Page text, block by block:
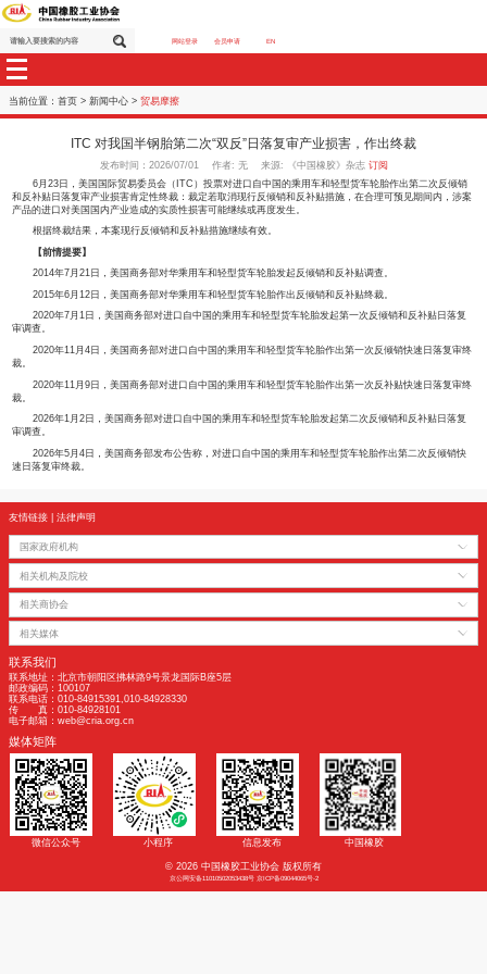
网站登录 会员申请 EN
>新闻中心> 贸易摩擦
ITC 对我国半钢胎第二次“双反”日落复审产业损害，
发布时间：2026/07/01 作者: 无 来源: 《中国橡胶》杂志
和反补贴日落复审产业损害肯定性终裁：裁定若取消现行反倾销和反补贴措施，
产品的进口对美国国内产业造成的实质性损害可能继续或再度发生。
根据终裁结果，本案现行反倾销和反补贴措施继续有效。
【前情提要】
2014年7月21日，美国商务部对华乘用车和轻型货车轮胎发起反倾销和反补贴
2015年6月12日，美国商务部对华乘用车和轻型货车轮胎作出反倾销和反补贴
2020年7月1日，美国商务部对进口自中国的乘用车和轻型货车轮胎发起第一
审调查。
2020年11月4日，美国商务部对进口自中国的乘用车和轻型货车轮胎作出第一
2020年11月9日，美国商务部对进口自中国的乘用车和轻型货车轮胎作出第一
裁。
2026年1月2日，美国商务部对进口自中国的乘用车和轻型货车轮胎发起第二
审调查。
2026年5月4日，美国商务部发布公告称，对进口自中国的乘用车和轻型货车
速日落复审终裁。
友情链接|法律声明
国家政府机构
相关机构及院校
相关商协会
相关媒体
联系地址：北京市朝阳区拂林路9号景龙国际B座5层